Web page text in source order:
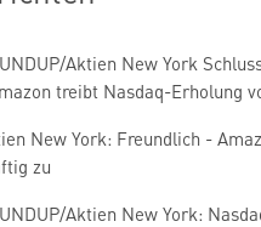
Aktien New York
treibt Nasdaq-Erholung
New York: Freundlich -
zu
Aktien New York: